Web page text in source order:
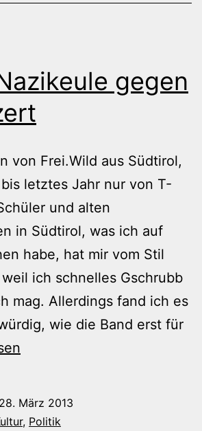
gegen
von Frei.Wild aus Südtirol,
letztes Jahr nur von T-
und alten
in Südtirol, was ich auf
habe, hat mir vom Stil
ich schnelles Gschrubb
mag. Allerdings fand ich es
wie die Band erst für
28. März 2013
, Politik